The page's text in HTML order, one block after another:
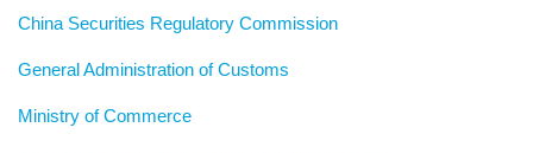
China Securities Regulatory Commission
General Administration of Customs
Ministry of Commerce